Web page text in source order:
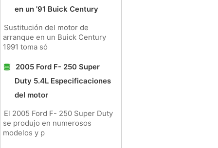
en un '91 Buick Century
Sustitución del motor de
arranque en un Buick Century
1991 toma só
2005 Ford F- 250 Super
Duty 5.4L Especificaciones
del motor
El 2005 Ford F- 250 Super Duty
se produjo en numerosos
modelos y p